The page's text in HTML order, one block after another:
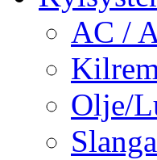
AC /
Kilrem
Olje/